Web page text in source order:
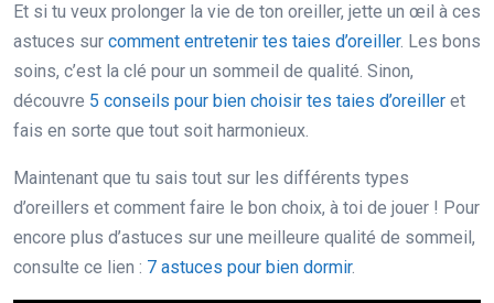
Et si tu veux prolonger la vie de ton oreiller, jette un œil à ces
astuces sur comment entretenir tes taies d’oreiller. Les bons
soins, c’est la clé pour un sommeil de qualité. Sinon,
découvre 5 conseils pour bien choisir tes taies d’oreiller et
fais en sorte que tout soit harmonieux.
Maintenant que tu sais tout sur les différents types
d’oreillers et comment faire le bon choix, à toi de jouer ! Pour
encore plus d’astuces sur une meilleure qualité de sommeil,
consulte ce lien : 7 astuces pour bien dormir.